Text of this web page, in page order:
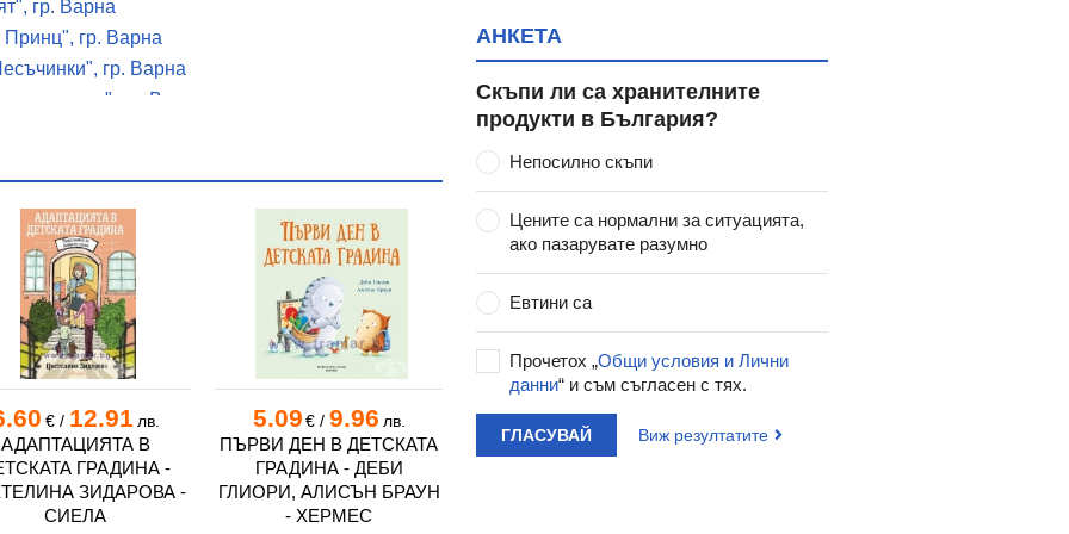
гр. Варна
Принц", гр. Варна
гр. Варна
къща", гр. Варна
"Зорница", гр. Варна
Белослав
гр. Белослав
гр. Варна
Варна
Варна
Варна
гр. Варна
€/ 12.91 лв.
АДАПТАЦИЯТА В
ГРАДИНА -
ЗИДАРОВА -
СИЕЛА
5.09 € /9.96 лв.
ПЪРВИ ДЕН В ДЕТСКАТА
ГРАДИНА - ДЕБИ
ГЛИОРИ, АЛИСЪН БРАУН
- ХЕРМЕС
4.60 9.00
ГАЛАКТИКИ И ПЛАНЕТИ:
АНКЕТА
Скъпи ли са хранителните
продукти в България?
Непосилно скъпи
Цените са нормални за ситуацията,
ако пазарувате разумно
Евтини са
Прочетох „Общи условия и Лични
данни“ и съм съгласен с тях.
ГЛАСУВАЙ Виж резултатите